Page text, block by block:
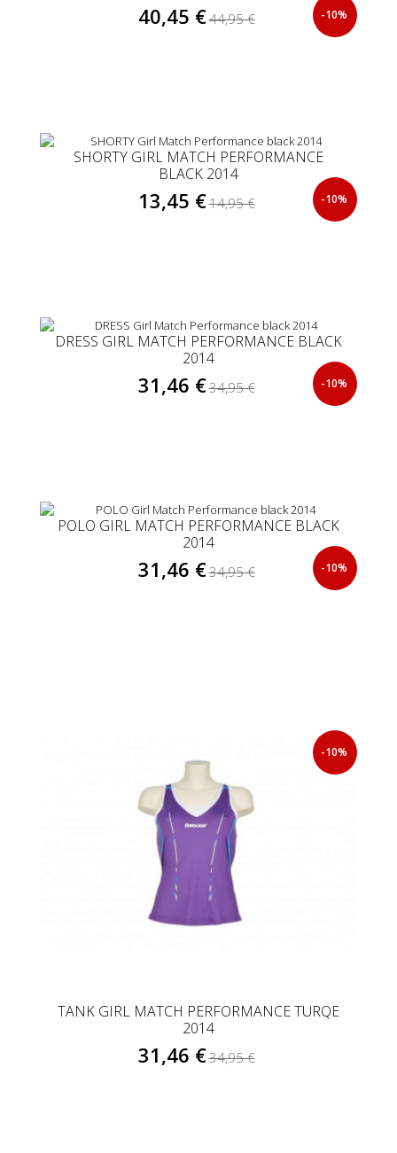
40,45 €44,95 € -10%
SHORTY GIRL MATCH PERFORMANCE
BLACK 2014
13,45 €14,95 € -10%
DRESS GIRL MATCH PERFORMANCE BLACK
2014
31,46 €34,95 € -10%
POLO GIRL MATCH PERFORMANCE BLACK
2014
31,46 €34,95 € -10%
TANK GIRL MATCH PERFORMANCE TURQE
2014
31,46 €34,95 €
-10%